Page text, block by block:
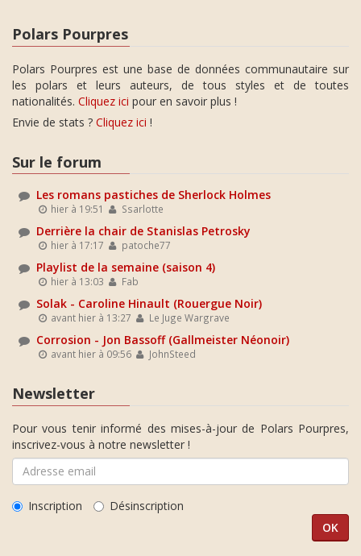
Polars Pourpres
Polars Pourpres est une base de données communautaire sur
les polars et leurs auteurs, de tous styles et de toutes
nationalités. Cliquez ici pour en savoir plus !
Envie de stats ? Cliquez ici !
Sur le forum
Les romans pastiches de Sherlock Holmes
hier à 19:51 Ssarlotte
Derrière la chair de Stanislas Petrosky
hier à 17:17 patoche77
Playlist de la semaine (saison 4)
hier à 13:03 Fab
Solak - Caroline Hinault (Rouergue Noir)
avant hier à 13:27 Le Juge Wargrave
Corrosion - Jon Bassoff (Gallmeister Néonoir)
avant hier à 09:56 JohnSteed
Newsletter
Pour vous tenir informé des mises-à-jour de Polars Pourpres,
inscrivez-vous à notre newsletter !
Inscription Désinscription